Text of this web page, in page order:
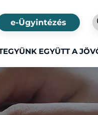
e-Ügyintézés
EGYÜTT A